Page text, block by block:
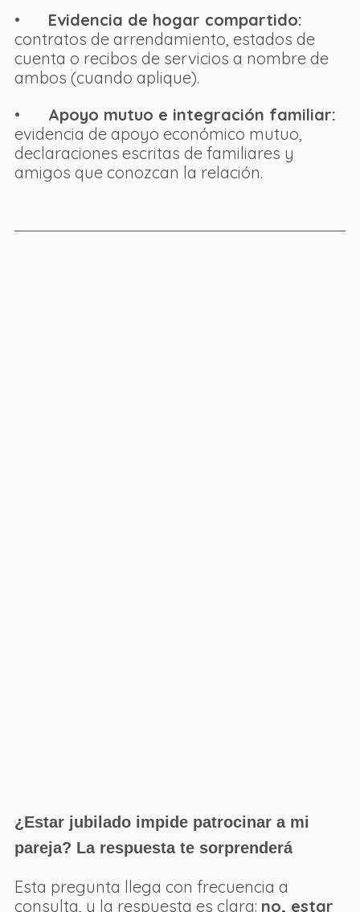
• Evidencia de hogar compartido:
contratos de arrendamiento, estados de
cuenta o recibos de servicios a nombre de
ambos (cuando aplique).
• Apoyo mutuo e integración familiar:
evidencia de apoyo económico mutuo,
declaraciones escritas de familiares y
amigos que conozcan la relación.
¿Estar jubilado impide patrocinar a mi
pareja? La respuesta te sorprenderá
Esta pregunta llega con frecuencia a
consulta, y la respuesta es clara: no, estar